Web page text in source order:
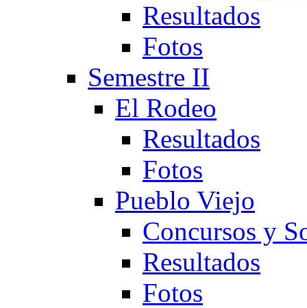
Resultados
Fotos
Semestre II
El Rodeo
Resultados
Fotos
Pueblo Viejo
Concursos y
Resultados
Fotos